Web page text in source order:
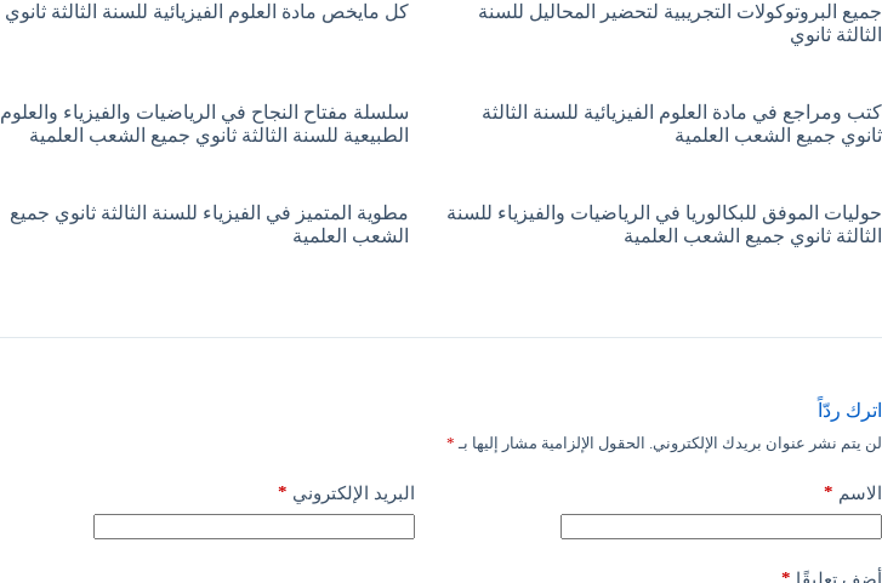
جميع البروتوكولات التجريبية لتحضير المحاليل للسنة
الثالثة ثانوي
كل مايخص مادة العلوم الفيزيائية للسنة الثالثة ثانوي
كتب ومراجع في مادة العلوم الفيزيائية للسنة الثالثة
ثانوي جميع الشعب العلمية
سلسلة مفتاح النجاح في الرياضيات والفيزياء والعلوم
الطبيعية للسنة الثالثة ثانوي جميع الشعب العلمية
حوليات الموفق للبكالوريا في الرياضيات والفيزياء للسنة
الثالثة ثانوي جميع الشعب العلمية
مطوية المتميز في الفيزياء للسنة الثالثة ثانوي جميع
الشعب العلمية
اترك ردّاً
لن يتم نشر عنوان بريدك الإلكتروني. الحقول الإلزامية مشار إليها بـ *
الاسم * البريد الإلكتروني *
*